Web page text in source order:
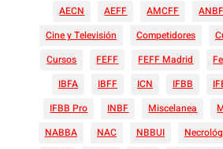
AECN AEFF AMCFF ANBF
Cine y Televisión
Competidores
Cursos
FEFF FEFF Madrid
IBFA
IBFF ICN IFBB
IFBB Pro
INBF Miscelanea
NABBA
NAC NBBUI